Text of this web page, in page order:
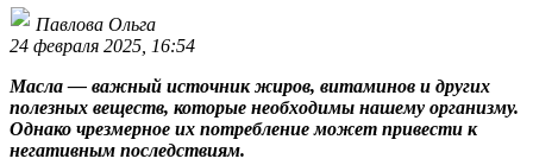
Павлова Ольга
24 февраля 2025, 16:54
Масла — важный источник жиров, витаминов и других
полезных веществ, которые необходимы нашему организму.
Однако чрезмерное их потребление может привести к
негативным последствиям.